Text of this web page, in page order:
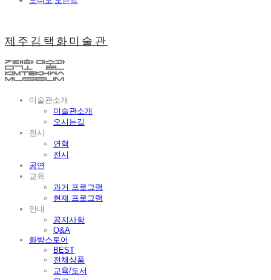
제주김택화미술관
미술관소개
미술관소개
오시는길
전시
연혁
전시
공연
교육
과거 프로그램
현재 프로그램
안내
공지사항
Q&A
화방스토어
BEST
전체상품
교육/도서